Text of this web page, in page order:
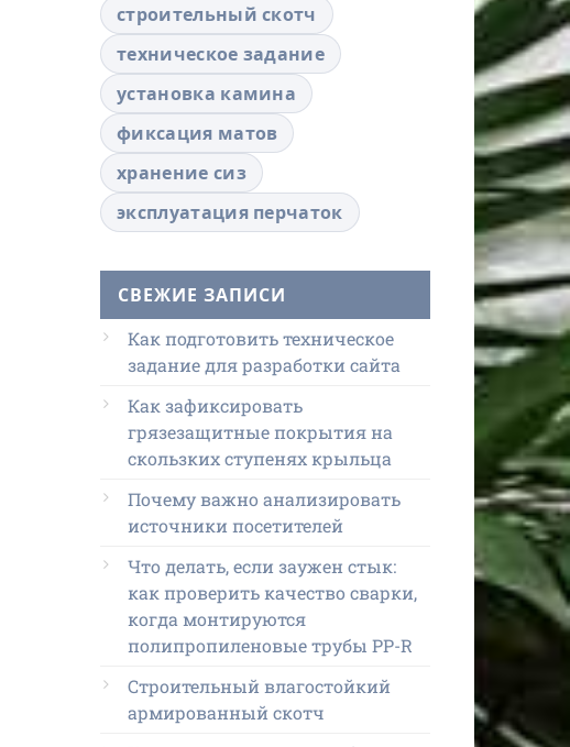
строительный скотч
техническое задание
установка камина
фиксация матов
хранение сиз
эксплуатация перчаток
СВЕЖИЕ ЗАПИСИ
Как подготовить техническое
задание для разработки сайта
Как зафиксировать
грязезащитные покрытия на
скользких ступенях крыльца
Почему важно анализировать
источники посетителей
Что делать, если заужен стык:
как проверить качество сварки,
когда монтируются
полипропиленовые трубы PP-R
Строительный влагостойкий
армированный скотч